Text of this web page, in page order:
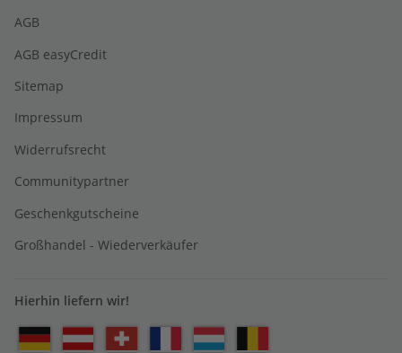
AGB
AGB easyCredit
Sitemap
Impressum
Widerrufsrecht
Communitypartner
Geschenkgutscheine
Großhandel - Wiederverkäufer
Hierhin liefern wir!